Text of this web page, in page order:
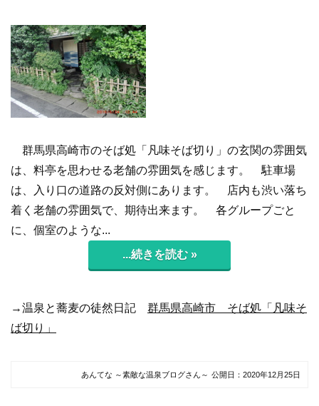
群馬県高崎市のそば処「凡味そば切り」の玄関の雰囲気
は、料亭を思わせる老舗の雰囲気を感じます。 駐車場
は、入り口の道路の反対側にあります。 店内も渋い落ち
着く老舗の雰囲気で、期待出来ます。 各グループごと
に、個室のような...
...続きを読む »
→温泉と蕎麦の徒然日記 群馬県高崎市 そば処「凡味そ
ば切り」
あんてな ～素敵な温泉ブログさん～ 公開日： 2020年12月25日